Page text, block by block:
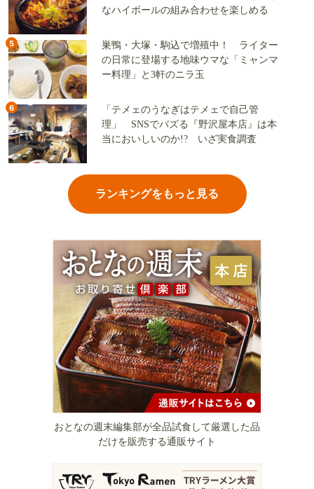
なハイボールの組み合わせを楽しめる
5
巣鴨・大塚・駒込で増殖中！ ライター
の日常に登場する地味ウマな「ミャンマ
ー料理」と3軒のニラ玉
6
「テメェのうなぎはテメェで自己管
理」 SNSでバズる『野沢屋本店』は本
当においしいのか!? いざ実食調査
ランキングをもっと見る
おとなの週末編集部が全品試食して厳選した品
だけを販売する通販サイト